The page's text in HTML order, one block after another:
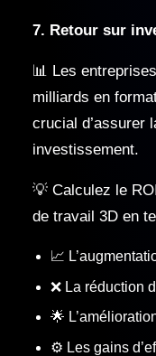
7. Retour sur
📊 Les
milliards en
crucial d’assurer
investissement.
💡 Calculez le
de travail 3D en
📈
❌ La réduction
🌟
⚙️ Les gains